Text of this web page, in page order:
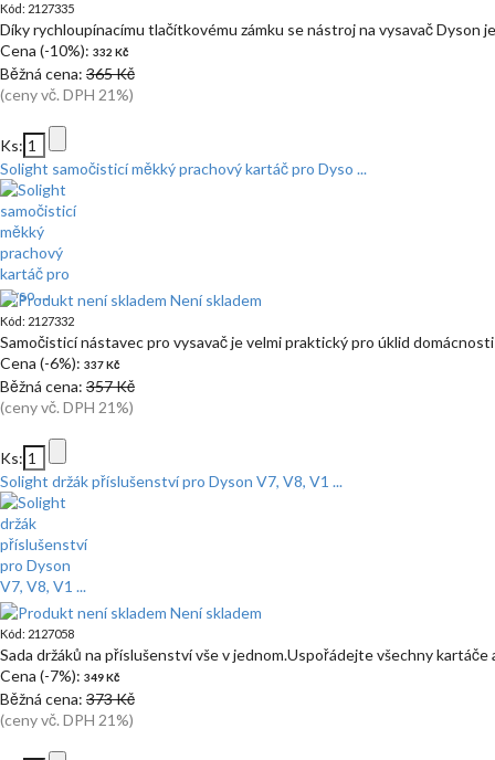
Kód: 2127335
Díky rychloupínacímu tlačítkovému zámku se nástroj na vysavač Dyson
Cena (-10%): 332 Kč
Běžná cena: 365 Kč
(ceny vč. DPH 21%)
Ks:
Solight samočisticí měkký prachový kartáč pro Dyso ...
Není skladem
Kód: 2127332
Samočisticí nástavec pro vysavač je velmi praktický pro úklid
Cena (-6%): 337 Kč
Běžná cena: 357 Kč
(ceny vč. DPH 21%)
Ks:
Solight držák příslušenství pro Dyson V7, V8, V1 ...
Není skladem
Kód: 2127058
Sada držáků na příslušenství vše v jednom.Uspořádejte všechny
Cena (-7%): 349 Kč
Běžná cena: 373 Kč
(ceny vč. DPH 21%)